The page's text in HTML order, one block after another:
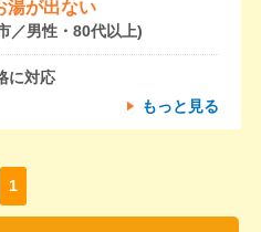
湯が出ない
／男性・80代以上)
に対応
もっと見る
1